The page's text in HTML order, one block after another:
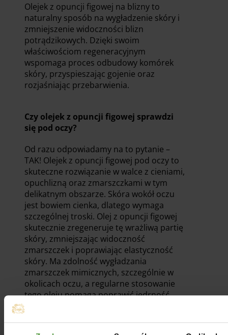
Olejek z opuncji figowej na blizny to
naturalny sposób na wygładzenie skóry i
zmniejszenie widoczności blizn
potrądzikowych. Dzięki swoim
właściwościom regeneracyjnym
wspomaga proces odbudowy komórek
skóry, przyspieszając gojenie oraz
rozjaśniając przebarwienia.
Czy olejek z opuncji figowej sprawdzi
się pod oczy?
Od razu odpowiadamy na to pytanie –
TAK! Olejek z opuncji figowej pod oczy to
skuteczne rozwiązanie w walce z cieniami,
opuchlizną oraz zmarszczkami w tym
delikatnym obszarze. Skóra wokół oczu
jest bowiem cienka, dlatego wymaga
szczególnej troski. Olej z opuncji figowej
skutecznie zregeneruje tę wrażliwą partię
skóry, zmniejszając widoczność
zmarszczek i poprawiając elastyczność
skóry. Ma zdolność wygładzania
zmarszczek mimicznych, szczególnie w
okolicach oczu, a regularne stosowanie
tego oleju pomaga poprawić jędrność